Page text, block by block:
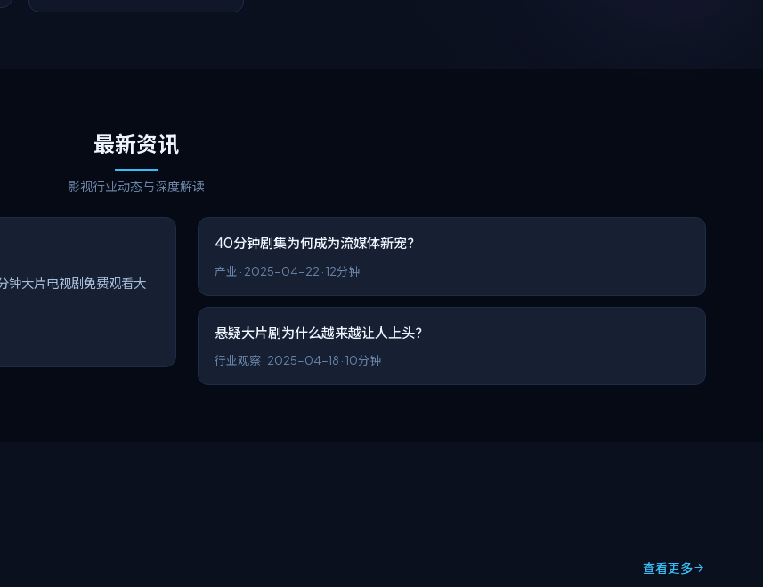
最新资讯
影视行业动态与深度解读
钟大片电视剧免费观看大
40分钟剧集为何成为流媒体新宠？
产业 · 2025-04-22 ·12分钟
悬疑大片剧为什么越来越让人上头？
行业观察· 2025-04-18 ·10分钟
查看更多